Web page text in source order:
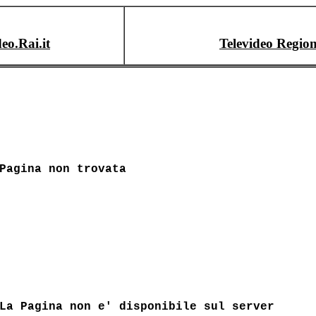
Televideo
Pagina non trovata
La Pagina non e' disponibile sul server